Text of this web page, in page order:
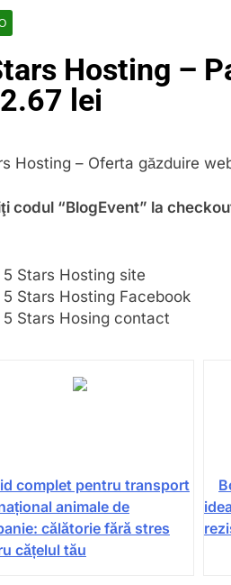
Hosting –
lei
Hosting – Oferta găzduire
codul “BlogEvent” la
5 Stars Hosting site
5 Stars Hosting Facebook
5 Stars Hosing contact
complet pentru transport
animale de
călătorie fără stres
cățelul tău